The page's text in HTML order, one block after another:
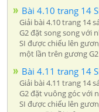
Bài 4.10 trang 14
Giải bài 4.10 trang 14
G2 đặt song song với
SI được chiếu lên
một lần trên gương
Bài 4.11 trang 14
Giải bài 4.11 trang 14
G2 đặt vuông góc với
SI được chiếu lên